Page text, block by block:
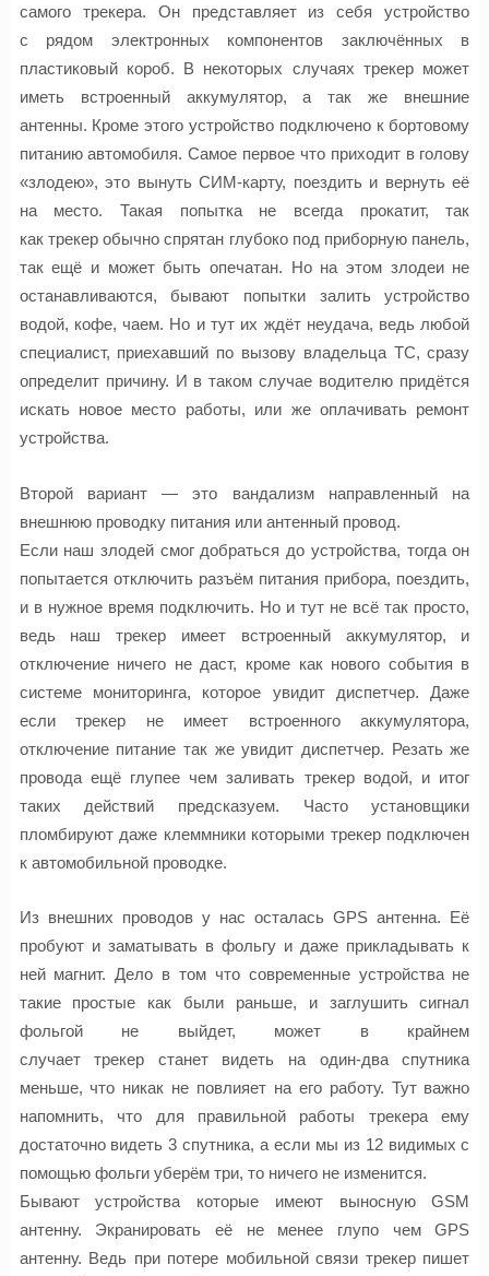
самого трекера. Он представляет из себя устройство
с
рядом электронных компонентов заключённых в
пластиковый короб. В некоторых случаяхтрекер может
иметь встроенный аккумулятор, а так же внешние
антенны. Кроме этого устройство подключено к бортовому
питанию автомобиля. Самое первое что приходит в голову
«злодею», это вынутьСИМ-карту, поездить и вернуть её
на место. Такая попытка не всегда прокатит, так
как трекеробычно спрятан глубоко под приборную панель,
так ещё и может быть опечатан. Но на этом злодеи не
останавливаются, бывают попытки залить устройство
водой, кофе, чаем. Но и тут их ждёт неудача, ведь любой
специалист, приехавший по вызову владельца ТС, сразу
определит причину. И в таком случае водителю придётся
искать новое место работы, или же оплачивать ремонт
устройства.
Второй вариант — это вандализм направленный на
внешнюю проводку питания или антенный провод.
Если наш злодей смог добраться до устройства, тогда он
попытается отключить разъём питания прибора, поездить,
и в нужное время подключить. Но и тут не всё так просто,
ведь наштрекер имеет встроенный аккумулятор, и
отключение ничего не даст, кроме как нового события в
системе мониторинга, которое увидит диспетчер. Даже
еслитрекер не имеет встроенного аккумулятора,
отключение питание так же увидит диспетчер. Резать же
провода ещё глупее чем заливать трекерводой, и итог
таких действий предсказуем. Часто установщики
пломбируют даже клеммникикоторыми трекерподключен
к автомобильной проводке.
Из внешних проводов у нас осталась GPS антенна. Её
пробуют и заматывать в фольгу и даже прикладывать к
ней магнит. Дело в том что современные устройства не
такие простые как были раньше, и заглушить сигнал
фольгой не выйдет, может в крайнем
случаеттрекер станет видеть на один-дваспутника
меньше, что никак не повлияет на его работу. Тут важно
напомнить, что для правильной работы трекераему
достаточно видеть 3 спутника, а если мы из 12 видимых с
помощью фольги уберём три, то ничего не изменится.
Бывают устройства которые имеют выносную GSM
антенну. Экранировать её не менее глупо чем GPS
антенну. Ведь при потере мобильной связи трекерпишет